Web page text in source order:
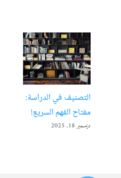
التصنيف في الدراسة:
مفتاح الفهم السريع!
ديسمبر 18, 2025